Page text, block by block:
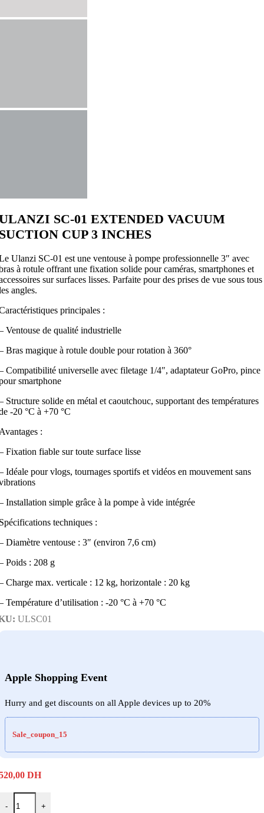
SC-01 EXTENDED VACUUM
CUP 3 INCHES
Ulanzi SC‑01 est une ventouse à pompe professionnelle 3″ avec
à rotule offrant une fixation solide pour caméras, smartphones et
sur surfaces lisses. Parfaite pour des prises de vue sous tous
angles.
principales :
Ventouse de qualité industrielle
Bras magique à rotule double pour rotation à 360°
Compatibilité universelle avec filetage 1/4″, adaptateur GoPro, pince
smartphone
Structure solide en métal et caoutchouc, supportant des températures
-20 °C à +70 °C
:
Fixation fiable sur toute surface lisse
Idéale pour vlogs, tournages sportifs et vidéos en mouvement sans
Installation simple grâce à la pompe à vide intégrée
techniques :
Diamètre ventouse : 3″ (environ 7,6 cm)
Poids : 208 g
Charge max. verticale : 12 kg, horizontale : 20 kg
Température d’utilisation : -20 °C à +70 °C
ULSC01
Apple Shopping Event
Hurry and get discounts on all Apple devices up to 20%
Sale_coupon_15
DH
-
SC-01 EXTENDED VACUUM SUCTION CUP 3
+